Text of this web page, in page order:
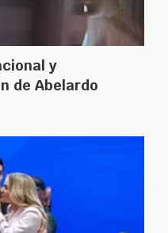
y
de Abelardo